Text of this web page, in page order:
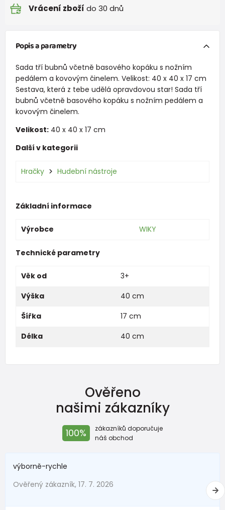
Vrácení zboží do 30 dnů
Popis a parametry
Sada tří bubnů včetně basového kopáku s nožním
pedálem a kovovým činelem. Velikost: 40 x 40 x 17 cm
Sestava, která z tebe udělá opravdovou star! Sada tří
bubnů včetně basového kopáku s nožním pedálem a
kovovým činelem.
Velikost:40 x 40 x 17 cm
Další v kategorii
Hračky Hudební nástroje
Základní informace
Výrobce WIKY
Technické parametry
Věk od
3+
Výška
40 cm
Šířka
17 cm
Délka
40 cm
Ověřeno
našimi zákazníky
100%
zákazníků doporučuje
náš obchod
výborně-rychle
Ověřený zákazník, 17. 7. 2026